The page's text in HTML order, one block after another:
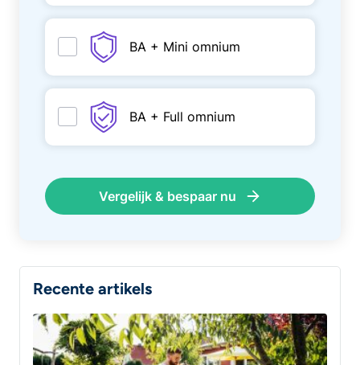
BA + Mini omnium
BA + Full omnium
Vergelijk & bespaar nu
Recente artikels